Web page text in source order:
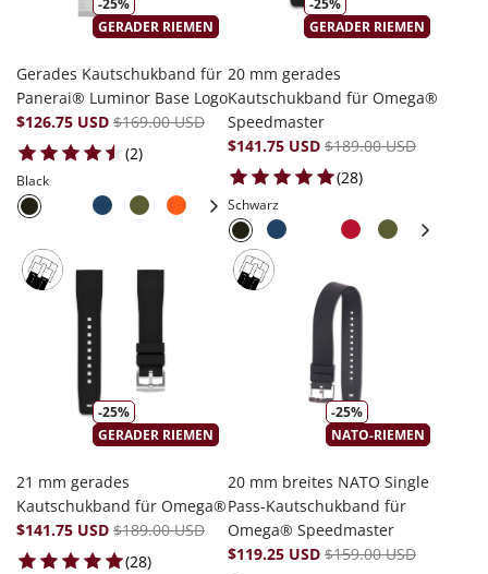
-25%
GERADER RIEMEN
Gerades Kautschukband für
Panerai® Luminor Base Logo
$126.75 USD $169.00 USD
(2)2 total reviews
Black
-25%
GERADER RIEMEN
20 mm gerades
Kautschukband für Omega®
Speedmaster
$141.75 USD $189.00 USD
(28)28 total reviews
Schwarz
-25%
GERADER RIEMEN
21 mm gerades
Kautschukband für Omega®
$141.75 USD $189.00 USD
(28)28 total reviews
-25%
NATO-RIEMEN
20 mm breites NATO Single
Pass-Kautschukband für
Omega® Speedmaster
$119.25 USD $159.00 USD